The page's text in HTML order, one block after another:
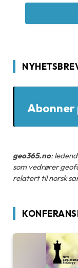
Abonner
geo365.no:
som vedrører
relatert til norsk